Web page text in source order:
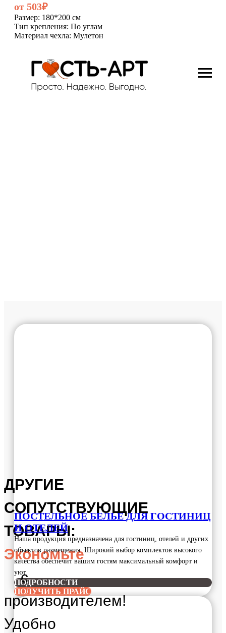
от 503₽
Размер: 180*200 см
Тип крепления: По углам
Материал чехла: Мулетон
ДРУГИЕ
СОПУТСТВУЮЩИЕ
ТОВАРЫ:
Экономьте
с
производителем!
Удобно
ПОСТЕЛЬНОЕ БЕЛЬЕДЛЯ ГОСТИНИЦ
И ОТЕЛЕЙ
Наша продукция предназначена для гостиниц, отелей и других
объектов размещения. Широкий выбор комплектов высокого
качества обеспечит вашим гостям максимальный комфорт и
уют.
ПОДРОБНОСТИ
ПОЛУЧИТЬ ПРАЙС